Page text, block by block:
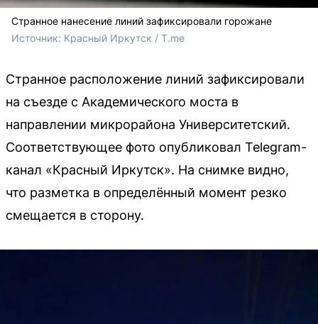
Странное нанесение линий зафиксировали горожане
Источник: Красный Иркутск / T.me
Странное расположение линий зафиксировали
на съезде с Академического моста в
направлении микрорайона Университетский.
Соответствующее фото опубликовал Telegram-
канал «Красный Иркутск». На снимке видно,
что разметка в определённый момент резко
смещается в сторону.